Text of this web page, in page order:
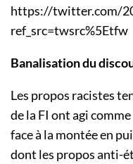
https://twitter.com/
ref_src=twsrc%5Etfw
Banalisation du
Les propos racistes
de la FI ont agi
face à la montée en
dont les propos anti-